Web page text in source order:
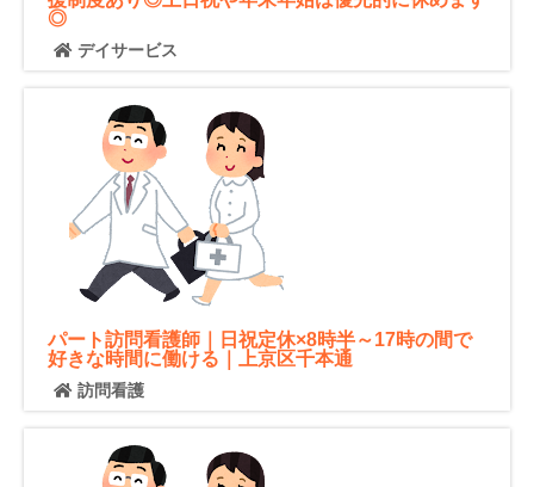
◎
デイサービス
パート訪問看護師｜日祝定休×8時半～17時の間で
好きな時間に働ける｜上京区千本通
訪問看護